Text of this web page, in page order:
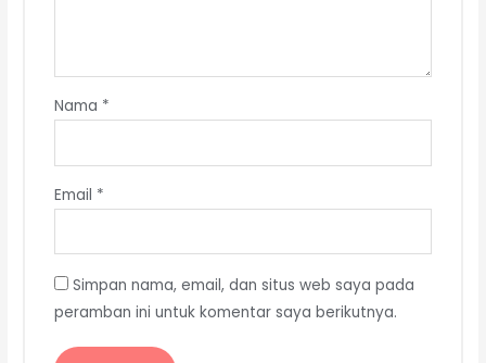
Nama *
Email *
Simpan nama, email, dan situs web saya pada
peramban ini untuk komentar saya berikutnya.